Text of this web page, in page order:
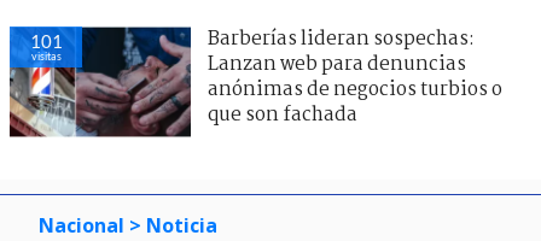
101
visitas
Barberías lideran sospechas:
Lanzan web para denuncias
anónimas de negocios turbios o
que son fachada
Nacional > Noticia